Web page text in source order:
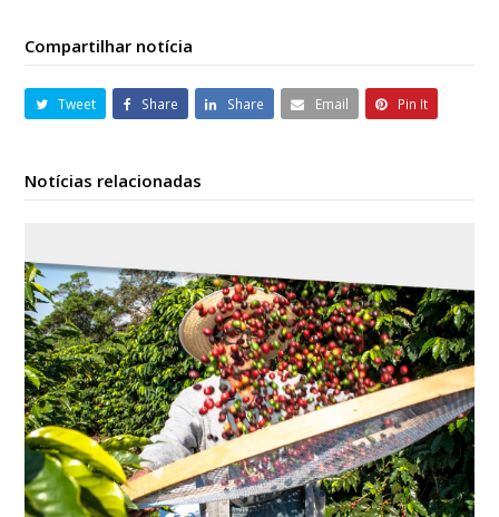
Compartilhar notícia
Tweet Share Share Email Pin It
Notícias relacionadas